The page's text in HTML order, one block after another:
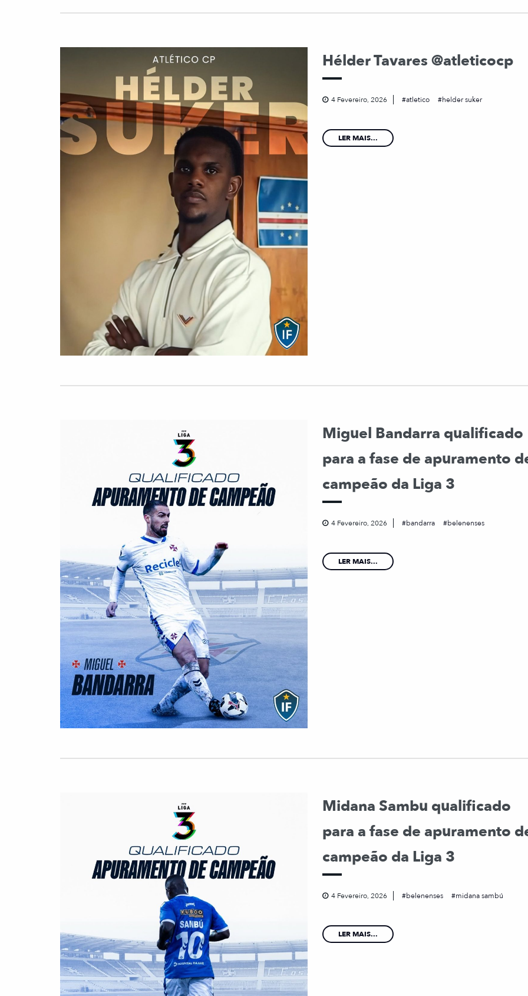
Hélder Tavares @atleticocp
4 Fevereiro, 2026 atletico helder suker
LER MAIS...
Miguel Bandarra qualificado
para a fase de apuramento
campeão da Liga 3
4 Fevereiro, 2026 bandarra belenenses
LER MAIS...
Midana Sambu qualificado
para a fase de apuramento
campeão da Liga 3
4 Fevereiro, 2026 belenenses midana sambú
LER MAIS...